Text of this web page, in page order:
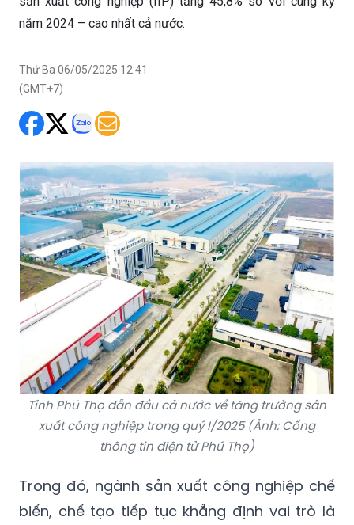
năm 2024 – cao nhất cả nước.
Thứ Ba 06/05/2025 12:41
(GMT+7)
Tỉnh Phú Thọ dẫn đầu cả nước về tăng trưởng sản
xuất công nghiệp trong quý I/2025 (Ảnh: Cổng
thông tin điện tử Phú Thọ)
Trong đó, ngành sản xuất công nghiệp chế
biến, chế tạo tiếp tục khẳng định vai trò là